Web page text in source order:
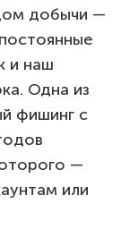
добычи —
и наш
Одна из
фишинг с
—
или